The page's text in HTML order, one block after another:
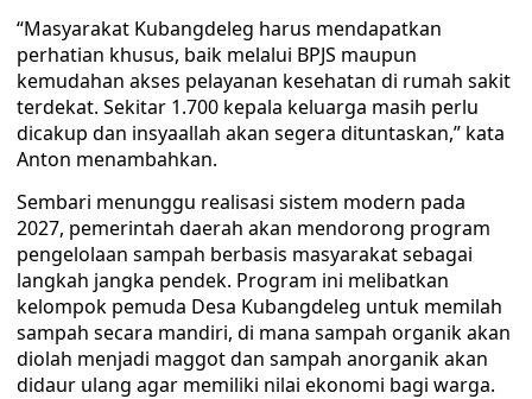
“Masyarakat Kubangdeleg harus mendapatkan
perhatian khusus, baik melalui BPJS maupun
kemudahan akses pelayanan kesehatan di rumah sakit
terdekat. Sekitar 1.700 kepala keluarga masih perlu
dicakup dan insyaallah akan segera dituntaskan,” kata
Anton menambahkan.
Sembari menunggu realisasi sistem modern pada
2027, pemerintah daerah akan mendorong program
pengelolaan sampah berbasis masyarakat sebagai
langkah jangka pendek. Program ini melibatkan
kelompok pemuda Desa Kubangdeleg untuk memilah
sampah secara mandiri, di mana sampah organik akan
diolah menjadi maggot dan sampah anorganik akan
didaur ulang agar memiliki nilai ekonomi bagi warga.